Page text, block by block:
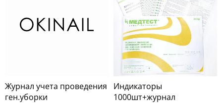
Журнал учета проведения
ген.уборки
Индикаторы
1000шт+журнал